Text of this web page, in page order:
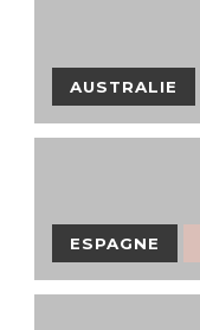
AUSTRALIE
ESPAGNE